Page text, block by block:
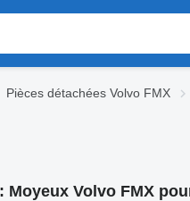
Pièces détachées Volvo FMX
Moyeux Volvo FMX